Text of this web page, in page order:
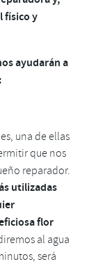
físico y
ayudarán a
una de ellas
que nos
reparador.
utilizadas
flor
al agua
será